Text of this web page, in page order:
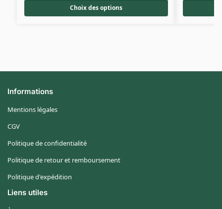
Choix des options
Informations
Mentions légales
CGV
Politique de confidentialité
Politique de retour et remboursement
Politique d'expédition
Liens utiles